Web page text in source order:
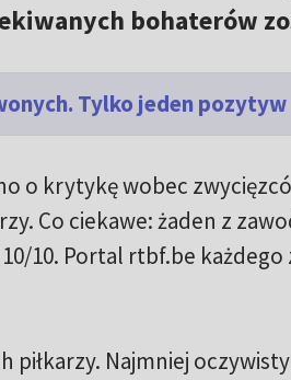
bohaterów
Tylko jeden pozytyw
o krytykę wobec
Co ciekawe: żaden z
10. Portal rtbf.be
piłkarzy. Najmniej